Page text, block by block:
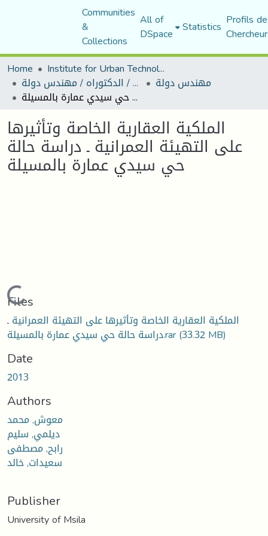
Communities
&
Collections
All of
DSpace Statistics Profils
Home
Institute for Urban Technology Management
رسائل ماجستير / الدكتوراه / مهندس دولة مهندس دولة
الملكية العقارية الخاصة وتأثيرها على التهيئة العمرانية ـ دراسة حالة حي سيدي عمارة بالمسيلة
الملكية العقارية الخاصة وتأثيرها
على التهيئة العمرانية ـ دراسة حالة
حي سيدي عمارة بالمسيلة
Loading...
Files
الملكية العقارية الخاصة وتأثيرها على التهيئة العمرانية ـ
دراسة حالة حي سيدي عمارة بالمسيلة.rar(33.32 MB)
Date
2013
Authors
معوش, محمد
ديلمي, سليم
رابح, مصطفى
سعيدات, خالد
Publisher
University of Msila